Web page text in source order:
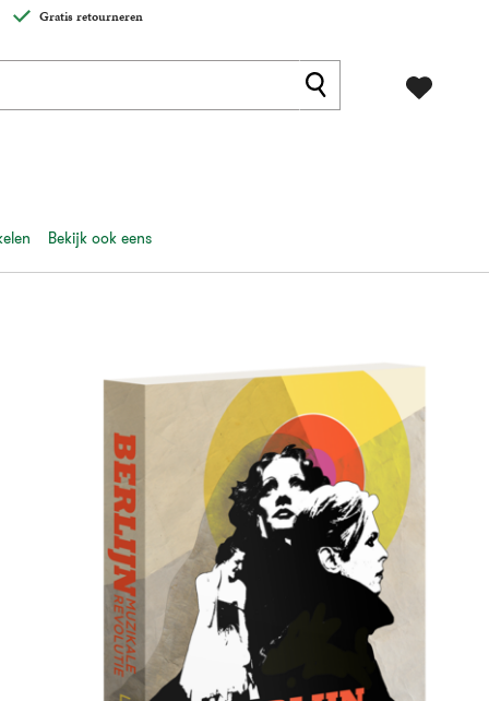
Gratis retourneren
Bekijk ook eens